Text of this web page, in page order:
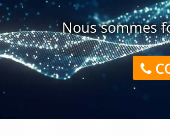
ainsi être en mesure de communiquer
tels que les clients, les responsables de
aux professionnels de mieux comprendre les
les obligations légales en matière de déclaration
"Formation CIEL Devis/Factures" est un outil
de la facturation, de maîtriser les
Nous sommes